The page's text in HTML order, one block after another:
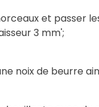
et passer
3 mm';
noix de beurre